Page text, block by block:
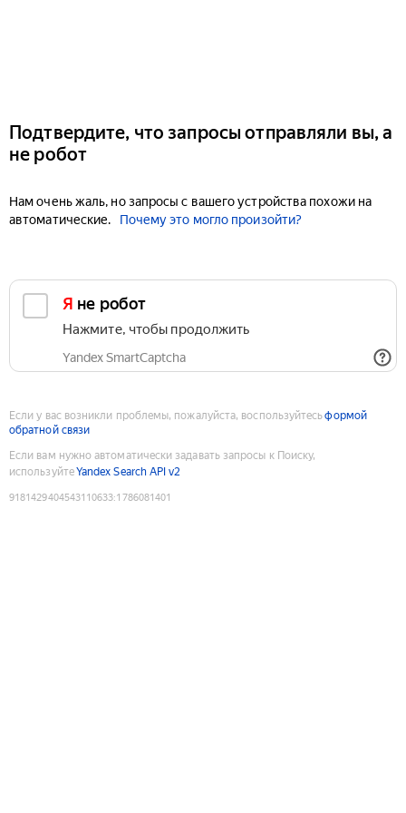
Подтвердите, что запросы отправляли вы, а
не робот
Нам очень жаль, но запросы с вашего устройства похожи на
автоматические.
Почему это могло произойти?
Я не робот
Нажмите, чтобы продолжить
Yandex SmartCaptcha
Если у вас возникли проблемы, пожалуйста, воспользуйтесьформой
обратной связи
Если вам нужно автоматически задавать запросы к Поиску,
используйтеYandex Search API v2
9181429404543110633:1786081401